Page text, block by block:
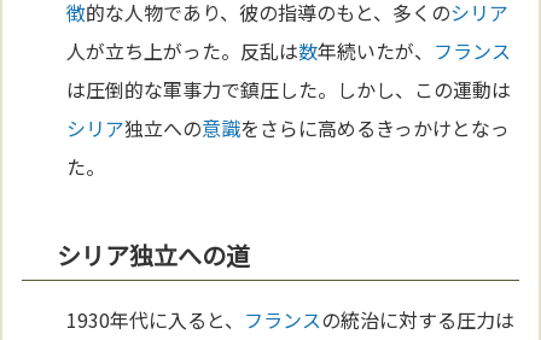
徴的な人物であり、彼の指導のもと、多くのシリア
人が立ち上がった。反乱は数年続いたが、 フランス
は圧倒的な軍事力で鎮圧した。しかし、この運動は
シリア独立への意識をさらに高めるきっかけとなっ
た。
シリア独立への道
1930年代に入ると、 フランスの統治に対する圧力は